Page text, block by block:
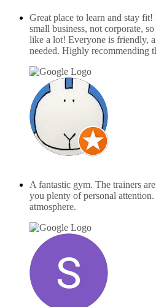
Great place to learn and stay fit!
small business, not corporate,
like a lot! Everyone is friendly,
needed. Highly recommending
A fantastic gym. The trainers
you plenty of personal attention.
atmosphere.